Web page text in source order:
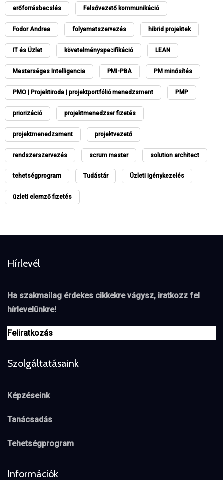
erőforrásbecslés Felsővezető kommunikáció
Fodor Andrea folyamatszervezés hibrid projektek
IT és Üzlet követelményspecifikáció LEAN
Mesterséges Intelligencia PMI-PBA PM minősítés
PMO | Projektiroda | projektportfólió menedzsment PMP
priorizáció projektmenedzser fizetés
projektmenedzsment projektvezető
rendszerszervezés scrum master solution architect
tehetségprogram Tudástár Üzleti igénykezelés
üzleti elemző fizetés
Hírlevél
Ha szakmailag érdekes cikkekre vágysz, iratkozz fel
hírlevelünkre!
Feliratkozás
Szolgáltatásaink
Képzéseink
Tanácsadás
Tehetségprogram
Információk